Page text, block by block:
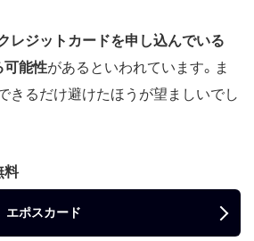
レジットカードを申し込んでいる
可能性があるといわれています。ま
きるだけ避けたほうが望ましいでし
料
エポスカード